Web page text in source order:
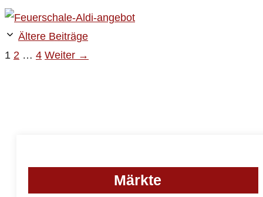
Beitrags-
Navigation
Ältere Beiträge
Seite
1 Seite
2 … Seite
4 Weiter →
Märkte